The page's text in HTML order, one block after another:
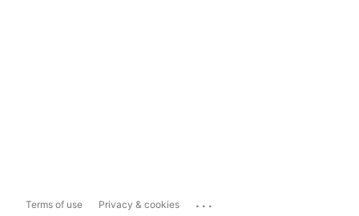
Terms of use Privacy & cookies ...